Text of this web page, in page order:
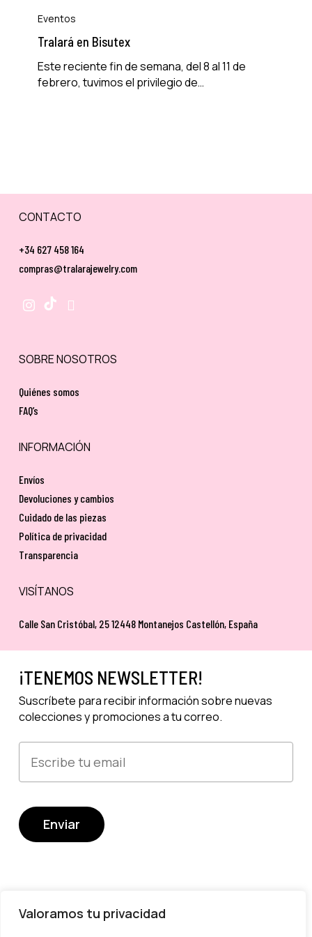
Valoramos tu privacidad
Eventos
Tralará en Bisutex
Este reciente fin de semana, del 8 al 11 de
febrero, tuvimos el privilegio de…
CONTACTO
+34 627 458 164
compras@tralarajewelry.com
SOBRE NOSOTROS
Quiénes somos
FAQ’s
INFORMACIÓN
Envíos
Devoluciones y cambios
Cuidado de las piezas
Política de privacidad
Transparencia
VISÍTANOS
Calle San Cristóbal, 25 12448 Montanejos Castellón, España
¡TENEMOS NEWSLETTER!
Suscríbete para recibir información sobre nuevas
colecciones y promociones a tu correo.